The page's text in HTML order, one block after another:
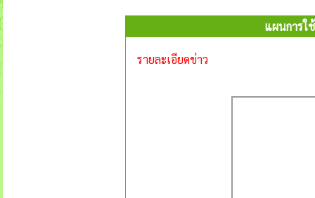
แผนการใ
รายละเอียดข่าว